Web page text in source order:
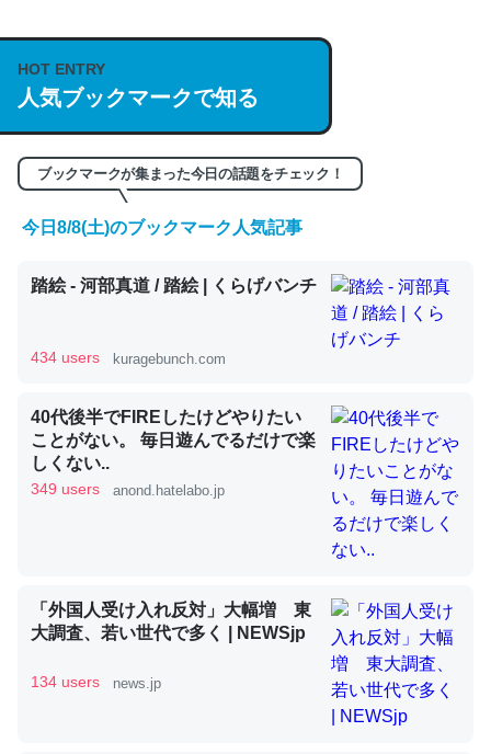
説してる記事が少ないので貴重な良記事。/続編来た
https://isobe324649.hatenablog.com/entry/2023/03/27
/064121
─GPTの仕組みと限界についての考察（１） - conceptualization
くらい。小説でいう「ずっと前の伏線」は回収されないけ
ど、短期記憶というには多い分量。進化すればするほど分
かりやすく強くなりそう
昆虫ってカルシウム少ないのか。知らんかった。調べたら
コオロギのカルシウム分はエビの600分の1程度。
HOT ENTRY
人気ブックマークで知る
ブックマークが集まった今日の話題をチェック！
今日8/8(土)のブックマーク人気記事
踏絵 - 河部真道 / 踏絵 | くらげバンチ
434 users kuragebunch.com
40代後半でFIREしたけどやりたい
ことがない。 毎日遊んでるだけで楽
しくない..
349 users anond.hatelabo.jp
「外国人受け入れ反対」大幅増 東
大調査、若い世代で多く | NEWSjp
134 users news.jp